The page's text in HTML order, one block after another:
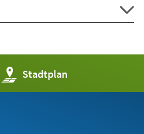
Stadtplan
(Öffnet
in
einem